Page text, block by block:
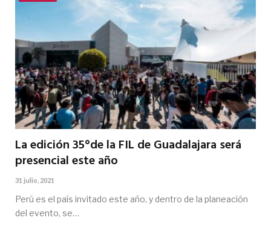
La edición 35°de la FIL de Guadalajara será
presencial este año
31 julio, 2021
Perú es el país invitado este año, y dentro de la planeación
del evento, se…